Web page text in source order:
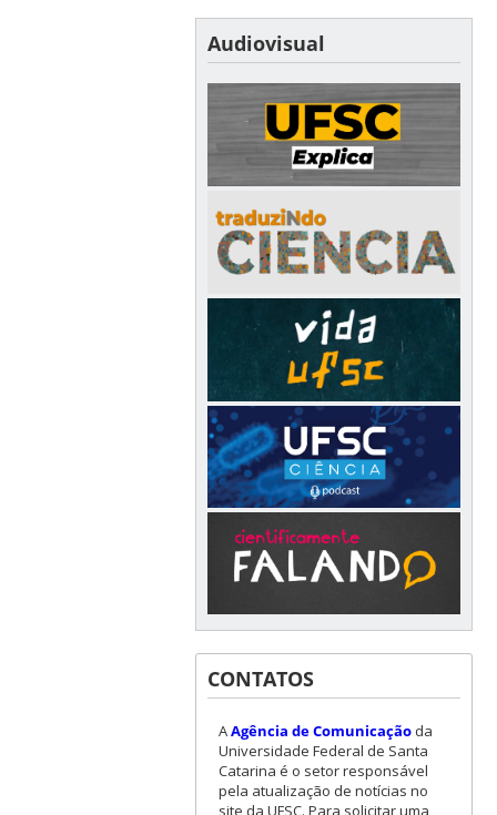
Audiovisual
CONTATOS
AAgência de Comunicaçãoda
Universidade Federal de Santa
Catarina é o setor responsável
pela atualização de notícias no